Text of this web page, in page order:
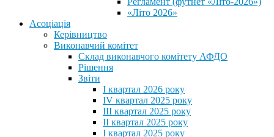
«Літо 2026»
Асоціація
Керівництво
Виконавчий комітет
Склад виконавчого комітету АФДО
Рішення
Звіти
I квартал 2026 року
IV квартал 2025 року
III квартал 2025 року
II квартал 2025 року
I квартал 2025 року